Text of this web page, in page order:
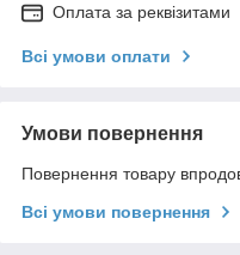
Оплата за реквізитами
Всі умови оплати
Умови повернення
Повернення товару
Всі умови повернення